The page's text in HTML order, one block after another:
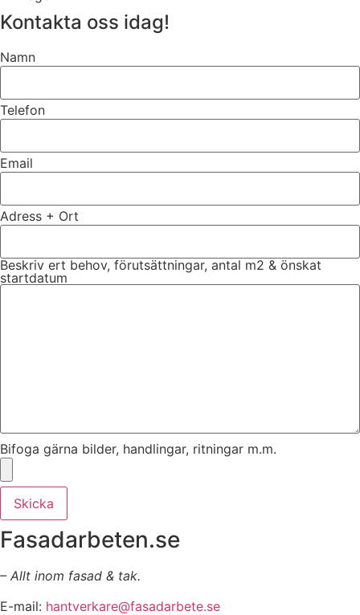
Kontakta oss idag!
Namn
Telefon
Email
Adress + Ort
Beskriv ert behov, förutsättningar, antal m2 & önskat
startdatum
Bifoga gärna bilder, handlingar, ritningar m.m.
Skicka
Fasadarbeten.se
– Allt inom fasad & tak.
E-mail: hantverkare@fasadarbete.se